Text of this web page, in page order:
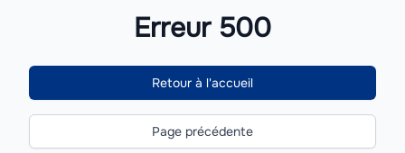
Erreur 500
Retour à l'accueil
Page précédente